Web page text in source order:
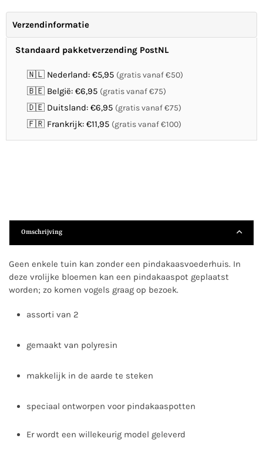
Verzendinformatie
Standaard pakketverzending PostNL
🇳🇱 Nederland: €5,95 (gratis vanaf €50)
🇧🇪 België: €6,95 (gratis vanaf €75)
🇩🇪 Duitsland: €6,95 (gratis vanaf €75)
🇫🇷 Frankrijk: €11,95 (gratis vanaf €100)
Omschrijving
Geen enkele tuin kan zonder een pindakaasvoederhuis. In
deze vrolijke bloemen kan een pindakaaspot geplaatst
worden; zo komen vogels graag op bezoek.
assorti van 2
gemaakt van polyresin
makkelijk in de aarde te steken
speciaal ontworpen voor pindakaaspotten
Er wordt een willekeurig model geleverd